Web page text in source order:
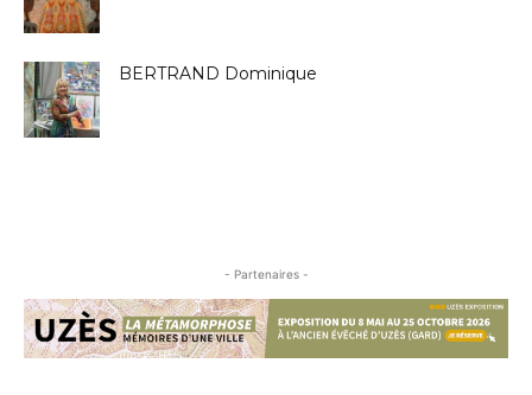
BERTRAND Dominique
- Partenaires -